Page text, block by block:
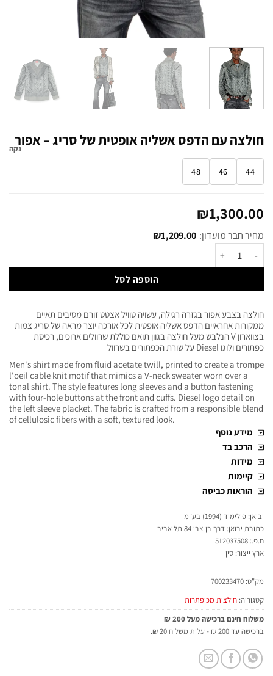
חולצה עם הדפס אשליה אופטית של סריג – אפור
44
46
48
נקה
₪1,300.00
מחיר חבר מועדון: ₪1,209.00
הוספה לסל
חולצה בצבע אפור בגזרה רגילה, עשויה טוויל אצטט זורם מסיבים תאיים
ממקורות אחראיים הדפס אשליה אופטית לכל אורכה יוצר מראה של סריג צמות
בצווארון V הנלבש מעל חולצה בגוון תואם כוללת שרוולים ארוכים, רכיסת
כפתורים ולוגו Diesel על שורת הכפתורים בשרוול
Men's shirt made from fluid acetate twill, printed to create a trompe
l'oeil cable knit motif that mimics a V-neck sweater worn over a
tonal shirt. The style features long sleeves and a button fastening
with four-hole buttons at the front and cuffs. Diesel logo detail on
the left sleeve placket. The fabric is crafted from a responsible blend
of cellulosic fibers with a soft, textured look.
מידע נוסף
הרכב בד
מידות
קיימות
הוראות כביסה
יבואן: פולימוד (1994) בע"מ
כתובת יבואן: דרך בן צבי 84 תל אביב
ח.פ.: 512037508
ארץ ייצור: סין
מק"ט: 700233470
קטגוריה: חולצות מכופתרות
משלוח חינם ברכישה מעל 200 ₪
ברכישה עד 200 ₪ - עלות משלוח 20 ₪.